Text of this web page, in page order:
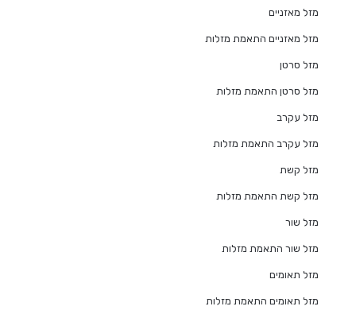
מזל מאזניים
מזל מאזניים התאמת מזלות
מזל סרטן
מזל סרטן התאמת מזלות
מזל עקרב
מזל עקרב התאמת מזלות
מזל קשת
מזל קשת התאמת מזלות
מזל שור
מזל שור התאמת מזלות
מזל תאומים
מזל תאומים התאמת מזלות